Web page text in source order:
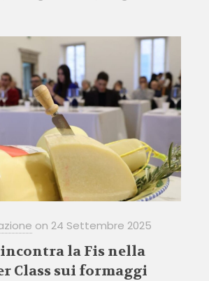
on 24 Settembre 2025
incontra la Fis nella
Class sui formaggi